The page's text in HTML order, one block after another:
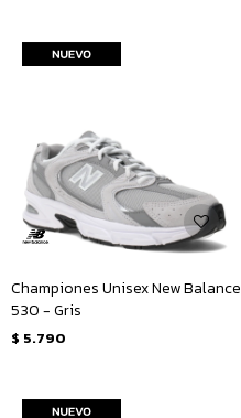
Championes Unisex New Balance
530 - Gris
$ 5.790